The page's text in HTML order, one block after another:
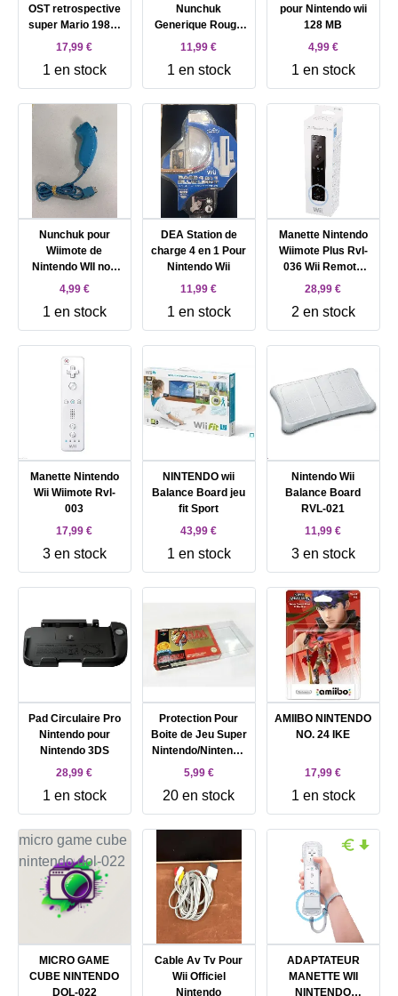
OST retrospective
super Mario 1985-
2010 25th Nintendo
17,99 €
1 en stock
Nunchuk
Generique Rouge
Pour Nintendo Wii
11,99 €
1 en stock
pour Nintendo wii
128 MB
4,99 €
1 en stock
Nunchuk pour
Wiimote de
Nintendo WII non
officiel - bleu
4,99 €
1 en stock
DEA Station de
charge 4 en 1 Pour
Nintendo Wii
11,99 €
1 en stock
Manette Nintendo
Wiimote Plus Rvl-
036 Wii Remote
Plus Noir
28,99 €
2 en stock
Manette Nintendo
Wii Wiimote Rvl-
003
17,99 €
3 en stock
NINTENDO wii
Balance Board jeu
fit Sport
43,99 €
1 en stock
Nintendo Wii
Balance Board
RVL-021
11,99 €
3 en stock
Pad Circulaire Pro
Nintendo pour
Nintendo 3DS
28,99 €
1 en stock
Protection Pour
Boite de Jeu Super
Nintendo/Nintendo
64
5,99 €
20 en stock
AMIIBO NINTENDO
NO. 24 IKE
17,99 €
1 en stock
MICRO GAME
CUBE NINTENDO
DOL-022
Cable Av Tv Pour
Wii Officiel
Nintendo
ADAPTATEUR
MANETTE WII
NINTENDO